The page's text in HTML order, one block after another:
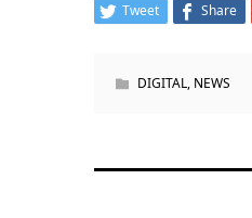
Tweet Share
DIGITAL, NEWS